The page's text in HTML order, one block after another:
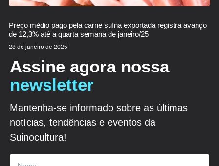
Preço médio pago pela carne suína exportada registra avanço
de 12,3% até a quarta semana de janeiro/25
28 de janeiro de 2025
Assine agora nossa
newsletter
Mantenha-se informado sobre as últimas
notícias, tendências e eventos da
Suinocultura!